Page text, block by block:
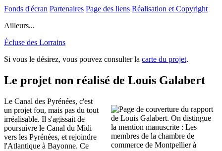
Fonds d'écran Partenaires Page des liens Réalisation et Copyright
Ailleurs...
Écluse des Lorrains
Si vous le désirez, vous pouvez consulter la carte du projet.
Le projet non réalisé de Louis Galabert
Le Canal des Pyrénées, c'est
un projet fou, mais pas du tout
irréalisable. Il s'agissait de
poursuivre le Canal du Midi
vers les Pyrénées, et rejoindre
l'Atlantique à Bayonne. Ce